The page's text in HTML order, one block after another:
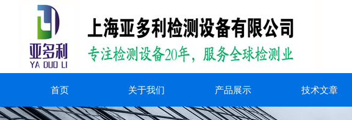
首页 关于我们 产品展示 技术文章